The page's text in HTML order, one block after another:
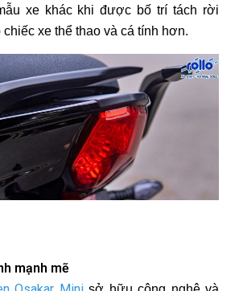
xe khác khi được bố trí tách rời
xe thể thao và cá tính hơn.
mạnh mẽ